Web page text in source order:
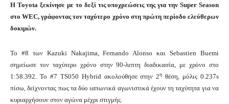
H Toyota ξεκίνησε με το δεξί τις υποχρεώσεις της για την Super Season
στο WEC, γράφοντας τον ταχύτερο χρόνο στη πρώτη περίοδο ελεύθερων
δοκιμών.
Το #8 των Kazuki Nakajima, Fernando Alonso και Sebastien Buemi
σημείωσε τον ταχύτερο χρόνο στην 90-λεπτη διαδικασία, με χρόνο στο
1:58.392. Το #7 TS050 Hybrid ακολούθησε στην 2η θέση, μόλις 0.237s
πίσω, δείχνοντας πως τα δύο ιαπωνικά αγωνιστικά έχουν τη ταχύτητα για να
κυριαρχήσουν στον αγώνα μέχρι στιγμής.